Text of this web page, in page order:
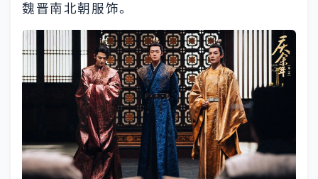
魏晋南北朝服饰。